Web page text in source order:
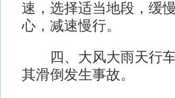
速，选择适当地段，缓
心，减速慢行。
四、大风大雨天行车
其滑倒发生事故。